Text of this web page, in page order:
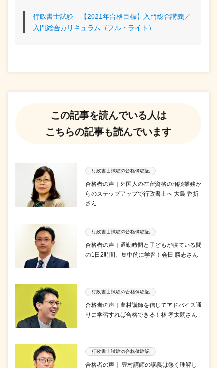
行政書士試験｜【2021年合格目標】入門総合講義／
入門総合カリキュラム（フル・ライト）
この記事を読んでいる人は
こちらの記事も読んでいます
行政書士試験の合格体験記
合格者の声｜外国人の在留資格の相談業務か
らのステップアップで行政書士へ 大島 香折
さん
行政書士試験の合格体験記
合格者の声｜通勤時間と子どもが寝ている間
の1日2時間、集中的に学習！会田 勝志さん
行政書士試験の合格体験記
合格者の声｜豊村講師を信じてアドバイス通
りに学習すれば合格できる！林 孝太朗さん
行政書士試験の合格体験記
合格者の声｜ 豊村講師の講義は熱く理解し